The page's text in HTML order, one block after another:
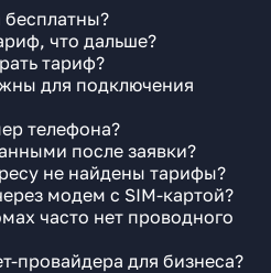
бесплатны?
что дальше?
тариф?
для подключения
телефона?
после заявки?
не найдены тарифы?
модем с SIM-картой?
часто нет проводного
провайдера для бизнеса?